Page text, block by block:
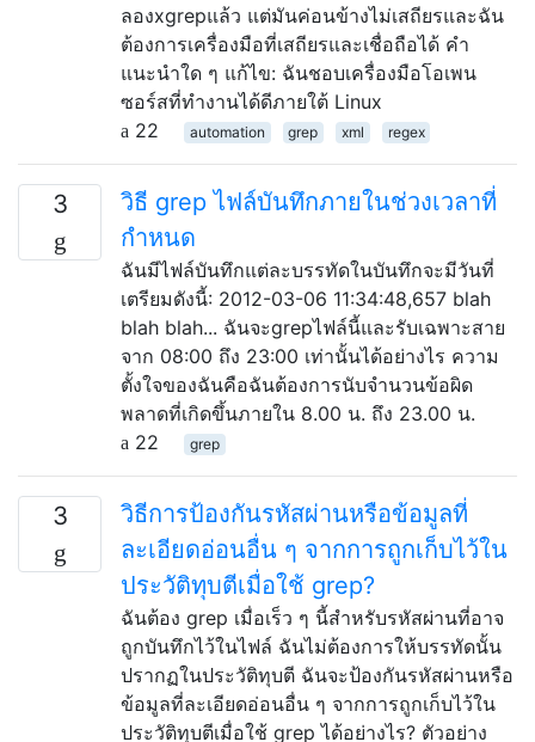
ลองxgrepแล้ว แต่มันค่อนข้างไม่เสถียรและฉัน
ต้องการเครื่องมือที่เสถียรและเชื่อถือได้ คำ
แนะนำใด ๆ แก้ไข: ฉันชอบเครื่องมือโอเพน
ซอร์สที่ทำงานได้ดีภายใต้ Linux
22
automation grep xml regex
3
วิธี grep ไฟล์บันทึกภายในช่วงเวลาที่
กำหนด
ฉันมีไฟล์บันทึกแต่ละบรรทัดในบันทึกจะมีวันที่
เตรียมดังนี้: 2012-03-06 11:34:48,657 blah
blah blah... ฉันจะgrepไฟล์นี้และรับเฉพาะสาย
จาก 08:00 ถึง 23:00 เท่านั้นได้อย่างไร ความ
ตั้งใจของฉันคือฉันต้องการนับจำนวนข้อผิด
พลาดที่เกิดขึ้นภายใน 8.00 น. ถึง 23.00 น.
22
grep
3
วิธีการป้องกันรหัสผ่านหรือข้อมูลที่
ละเอียดอ่อนอื่น ๆ จากการถูกเก็บไว้ใน
ประวัติทุบตีเมื่อใช้ grep?
ฉันต้อง grep เมื่อเร็ว ๆ นี้สำหรับรหัสผ่านที่อาจ
ถูกบันทึกไว้ในไฟล์ ฉันไม่ต้องการให้บรรทัดนั้น
ปรากฏในประวัติทุบตี ฉันจะป้องกันรหัสผ่านหรือ
ข้อมูลที่ละเอียดอ่อนอื่น ๆ จากการถูกเก็บไว้ใน
ประวัติทุบตีเมื่อใช้ grep ได้อย่างไร? ตัวอย่าง